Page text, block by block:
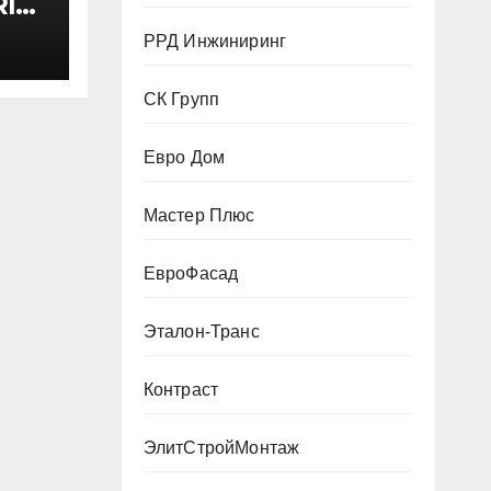
РРД Инжиниринг
СК Групп
Евро Дом
Мастер Плюс
ЕвроФасад
Эталон-Транс
Контраст
ЭлитСтройМонтаж